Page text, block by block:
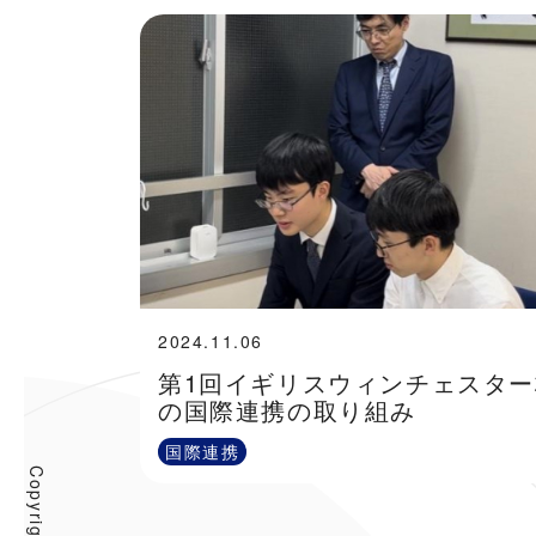
第1回イギリスウィンチェスタ
の国際連携の取り組み
2024.11.06
国際連携